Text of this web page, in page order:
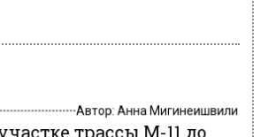
Автор: Анна Мигинеишвили
трассы М-11 до